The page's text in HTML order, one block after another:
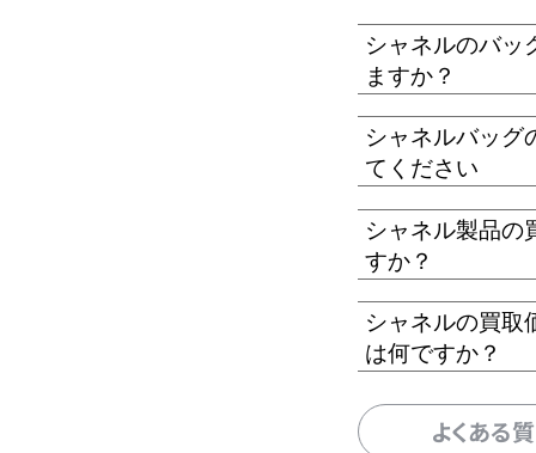
シャネルのバッ
ますか？
シャネルバッグ
てください
シャネル製品の
すか？
シャネルの買取
は何ですか？
よくある